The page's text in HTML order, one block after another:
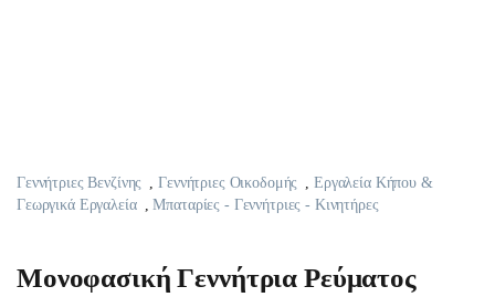
Γεννήτριες Βενζίνης ,Γεννήτριες Οικοδομής ,Εργαλεία Κήπου &
Γεωργικά Εργαλεία
,Μπαταρίες - Γεννήτριες - Κινητήρες
Μονοφασική Γεννήτρια Ρεύματος